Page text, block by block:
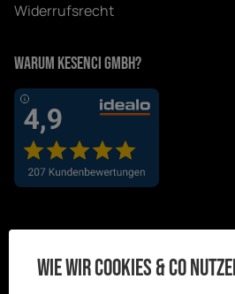
Widerrufsrecht
Warum Kesenci GmbH?
Wie wir Cookies & Co